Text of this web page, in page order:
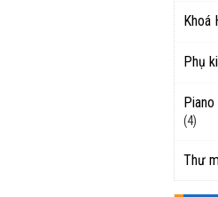
Khoá
Phụ
(4)
Thư